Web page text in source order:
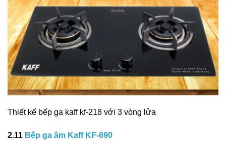
Thiết kế bếp ga kaff kf-218 với 3 vòng lửa
2.11 Bếp ga âm Kaff KF-690